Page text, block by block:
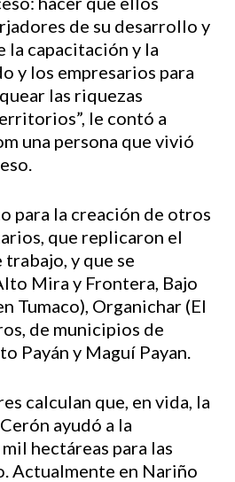
de su desarrollo y
la capacitación y la
y los empresarios para
las riquezas
le contó a
una persona que vivió
para la creación de otros
que replicaron el
y que se
Mira y Frontera, Bajo
Tumaco), Organichar (El
de municipios de
Payán y Maguí Payan.
calculan que, en vida, la
ayudó a la
hectáreas para las
Actualmente en Nariño